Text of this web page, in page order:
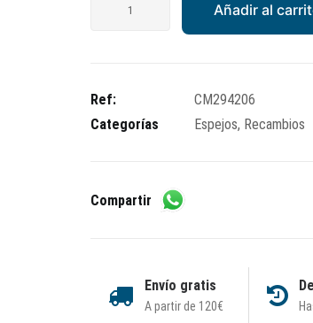
300/350
ie
Añadir al
Ref:
CM294206
Categorías
Espejos, Recambios
Compartir
Envío gratis
A partir de 120€